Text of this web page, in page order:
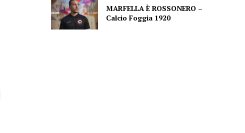
MARFELLA È ROSSONERO –
Calcio Foggia 1920